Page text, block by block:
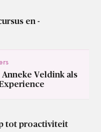
en -
Veldink als
tot proactiviteit